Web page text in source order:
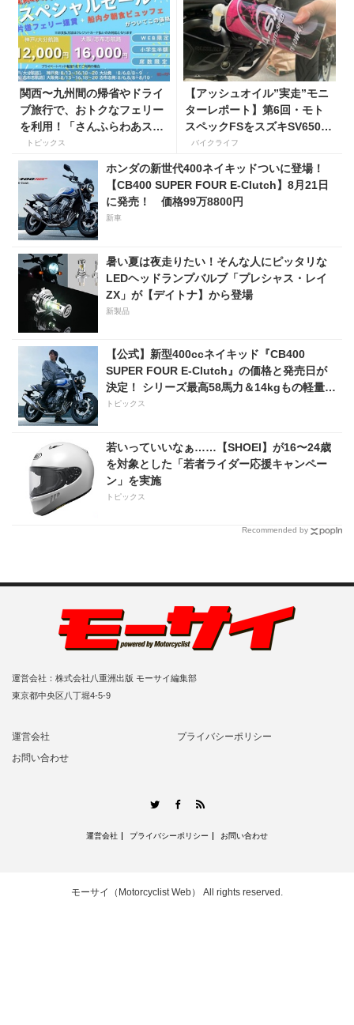
関西〜九州間の帰省やドライ
ブ旅行で、おトクなフェリー
を利用！「さんふらわあスペ
シャルセール」を期間限定で
販売開始
トピックス
【アッシュオイル”実走”モニ
ターレポート】第6回・モト
スペックFSをスズキSV650X
に！ 「長年ストレスだった
シフトの固さがコレのおかげ
で滑らかに！」
バイクライフ
ホンダの新世代400ネイキッドついに登場！
【CB400 SUPER FOUR E-Clutch】8月21日
に発売！ 価格99万8800円
新車
暑い夏は夜走りたい！そんな人にピッタリな
LEDヘッドランプバルブ「プレシャス・レイ
ZX」が【デイトナ】から登場
新製品
【公式】新型400ccネイキッド『CB400
SUPER FOUR E-Clutch』の価格と発売日が
決定！ シリーズ最高58馬力＆14kgもの軽量
化!? 完全に「旧CB400SF」を超えた!?
トピックス
若いっていいなぁ……【SHOEI】が16〜24歳
を対象とした「若者ライダー応援キャンペー
ン」を実施
トピックス
Recommended by
運営会社：株式会社八重洲出版 モーサイ編集部
東京都中央区八丁堀4-5-9
運営会社
プライバシーポリシー
お問い合わせ
TwitterFacebook
運営会社 プライバシーポリシー お問い合わせ
モーサイ（Motorcyclist Web） All rights reserved.